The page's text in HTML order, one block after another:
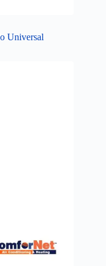
Universal